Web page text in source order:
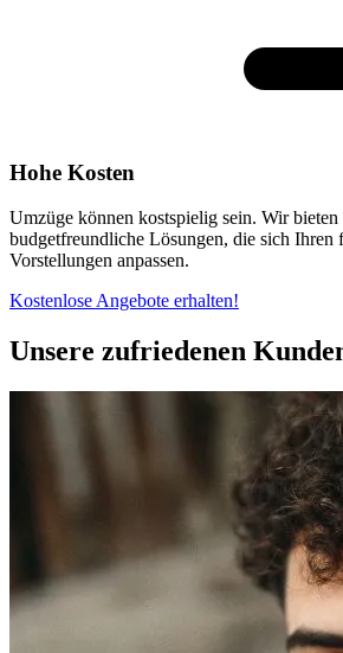
Hohe Kosten
Umzüge können kostspielig sein. Wir bieten
budgetfreundliche Lösungen, die sich Ihren
Vorstellungen anpassen.
Kostenlose Angebote erhalten!
Unsere zufriedenen